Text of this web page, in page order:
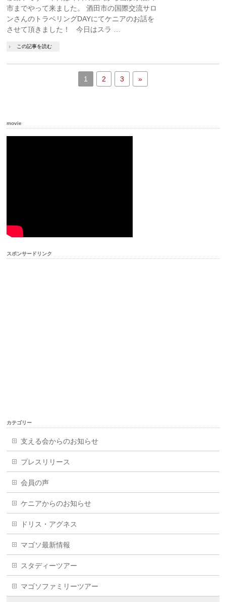
市までやって来ました。 酒田市の国際交流サロ
ンさんのトラベリングDAYにてケニアのお話を
させて頂きました！ 今日はスラ …
この記事を読む
1 2 3 »
movie
スポンサードリンク
カテゴリー
支える会からのお知らせ
プレスリリース
会員の声
ケニアからのお知らせ
ドリス・アグネス
マゴソ最新情報
スタディーツアー
マゴソファミリーツアー